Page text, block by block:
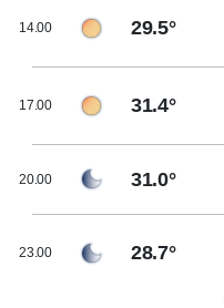
14.00 29.5°
17.00 31.4°
20.00 31.0°
23.00 28.7°